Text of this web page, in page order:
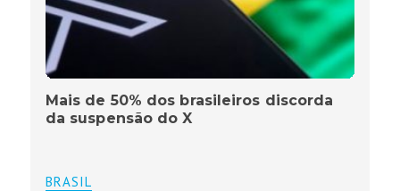
Mais de 50% dos brasileiros discorda
da suspensão do X
BRASIL